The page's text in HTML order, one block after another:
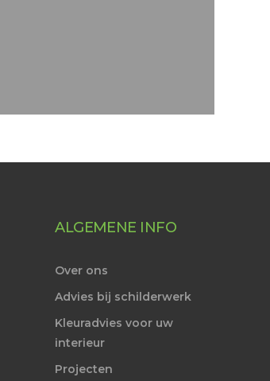
ALGEMENE INFO
Over ons
Advies bij schilderwerk
Kleuradvies voor uw
interieur
Projecten